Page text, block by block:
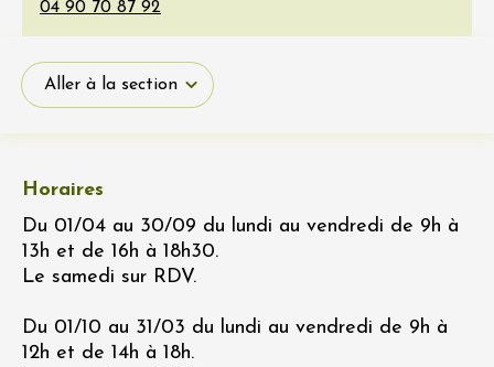
Aller à la section
Horaires
Du 01/04 au 30/09 du lundi au vendredi de 9h à
13h et de 16h à 18h30.
Le samedi sur RDV.
Du 01/10 au 31/03 du lundi au vendredi de 9h à
12h et de 14h à 18h.